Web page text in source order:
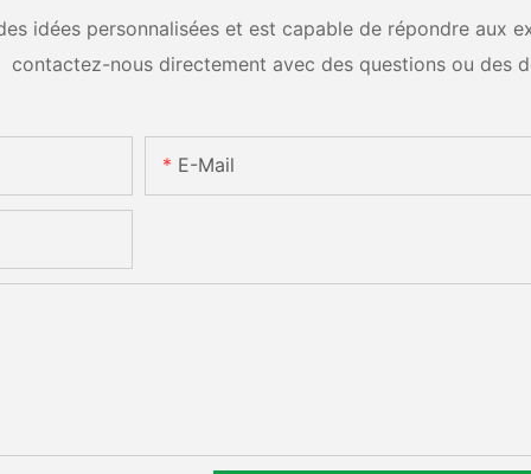
idées personnalisées et est capable de répondre aux
contactez-nous directement avec des questions ou des
E-Mail